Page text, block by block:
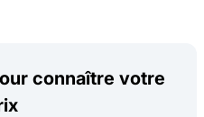
connaître votre